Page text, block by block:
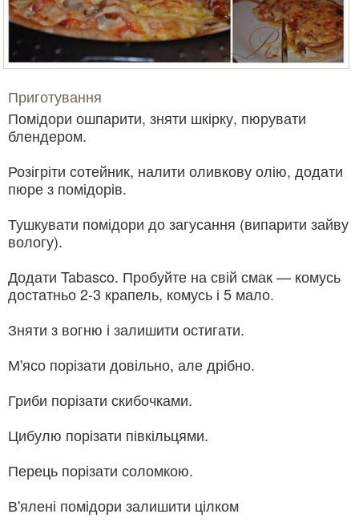
Приготування
Помідори ошпарити, зняти шкірку, пюрувати
блендером.
Розігріти сотейник, налити оливкову олію, додати
пюре з помідорів.
Тушкувати помідори до загусання (випарити зайву
вологу).
Додати Tabasco. Пробуйте на свій смак — комусь
достатньо 2-3 крапель, комусь і 5 мало.
Зняти з вогню і залишити остигати.
М'ясо порізати довільно, але дрібно.
Гриби порізати скибочками.
Цибулю порізати півкільцями.
Перець порізати соломкою.
В'ялені помідори залишити цілком